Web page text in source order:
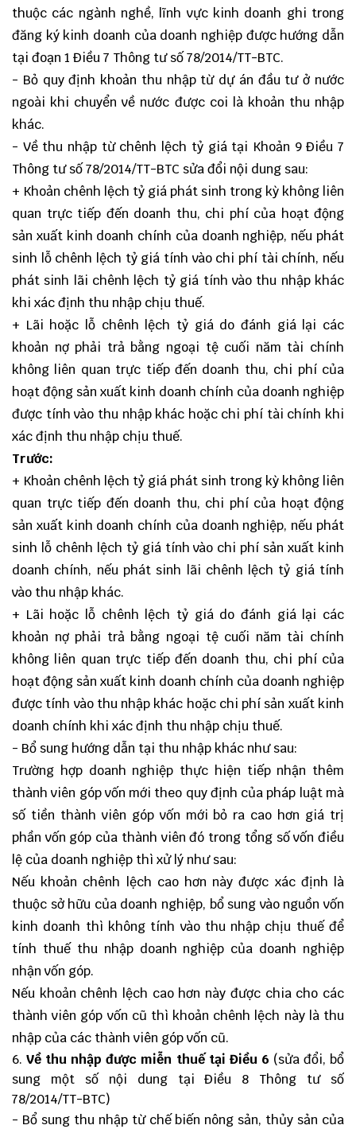
thuộc các ngành nghề, lĩnh vực kinh doanh ghi trong
đăng ký kinh doanh của doanh nghiệp được hướng dẫn
tại đoạn 1 Điều 7 Thông tư số 78/2014/TT-BTC.
- Bỏ quy định khoản thu nhập từ dự án đầu tư ở nước
ngoài khi chuyển về nước được coi là khoản thu nhập
khác.
- Về thu nhập từ chênh lệch tỷ giá tại Khoản 9 Điều 7
Thông tư số 78/2014/TT-BTC sửa đổi nội dung sau:
+ Khoản chênh lệch tỷ giá phát sinh trong kỳ không liên
quan trực tiếp đến doanh thu, chi phí của hoạt động
sản xuất kinh doanh chính của doanh nghiệp, nếu phát
sinh lỗ chênh lệch tỷ giá tính vào chi phí tài chính, nếu
phát sinh lãi chênh lệch tỷ giá tính vào thu nhập khác
khi xác định thu nhập chịu thuế.
+ Lãi hoặc lỗ chênh lệch tỷ giá do đánh giá lại các
khoản nợ phải trả bằng ngoại tệ cuối năm tài chính
không liên quan trực tiếp đến doanh thu, chi phí của
hoạt động sản xuất kinh doanh chính của doanh nghiệp
được tính vào thu nhập khác hoặc chi phí tài chính khi
xác định thu nhập chịu thuế.
Trước:
+ Khoản chênh lệch tỷ giá phát sinh trong kỳ không liên
quan trực tiếp đến doanh thu, chi phí của hoạt động
sản xuất kinh doanh chính của doanh nghiệp, nếu phát
sinh lỗ chênh lệch tỷ giá tính vào chi phí sản xuất kinh
doanh chính, nếu phát sinh lãi chênh lệch tỷ giá tính
vào thu nhập khác.
+ Lãi hoặc lỗ chênh lệch tỷ giá do đánh giá lại các
khoản nợ phải trả bằng ngoại tệ cuối năm tài chính
không liên quan trực tiếp đến doanh thu, chi phí của
hoạt động sản xuất kinh doanh chính của doanh nghiệp
được tính vào thu nhập khác hoặc chi phí sản xuất kinh
doanh chính khi xác định thu nhập chịu thuế.
- Bổ sung hướng dẫn tại thu nhập khác như sau:
Trường hợp doanh nghiệp thực hiện tiếp nhận thêm
thành viên góp vốn mới theo quy định của pháp luật mà
số tiền thành viên góp vốn mới bỏ ra cao hơn giá trị
phần vốn góp của thành viên đó trong tổng số vốn điều
lệ của doanh nghiệp thì xử lý như sau:
Nếu khoản chênh lệch cao hơn này được xác định là
thuộc sở hữu của doanh nghiệp, bổ sung vào nguồn vốn
kinh doanh thì không tính vào thu nhập chịu thuế để
tính thuế thu nhập doanh nghiệp của doanh nghiệp
nhận vốn góp.
Nếu khoản chênh lệch cao hơn này được chia cho các
thành viên góp vốn cũ thì khoản chênh lệch này là thu
nhập của các thành viên góp vốn cũ.
Về thu nhập được miễn thuế tại Điều 6 (sửa đổi, bổ
sung một số nội dung tại Điều 8 Thông tư số
78/2014/TT-BTC)
- Bổ sung thu nhập từ chế biến nông sản, thủy sản của